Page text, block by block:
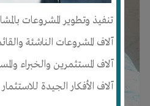
تنفيذ وتطوير المشروعات
آلاف المشروعات الناشئة
آلاف المستثمرين والخبراء
آلاف الأفكار الجيدة للاستثمار